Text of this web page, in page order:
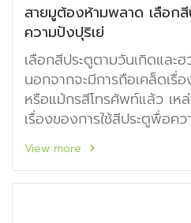
สายมูต้องห้ามพลาด เลือก
ความปังปุริเย่
เลือกสีประตูตามวันเกิดและ
นอกจากจะมีการถือเคล็ดเรื่
หรือแม้กรสีโทรศัพท์แล้ว เห
เรื่องของการใช้สีประตูพื่อค
อาศัย
View more